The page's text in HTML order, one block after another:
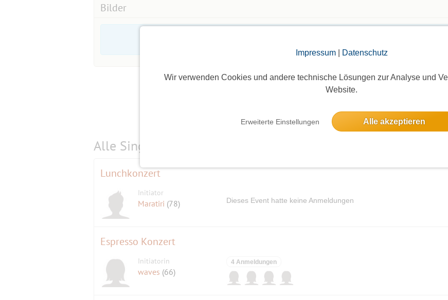
Impressum| Datenschutz
Wir verwenden Cookies und andere technische Lösungen zur Analyse und
Website.
Erweiterte Einstellungen Alle akzeptieren
Bilder
Alle Single-Events am
Lunchkonzert
Initiator
Maratiri (78) Dieses Event hatte keine Anmeldungen
Espresso Konzert
Initiatorin
waves (66)
4 Anmeldungen